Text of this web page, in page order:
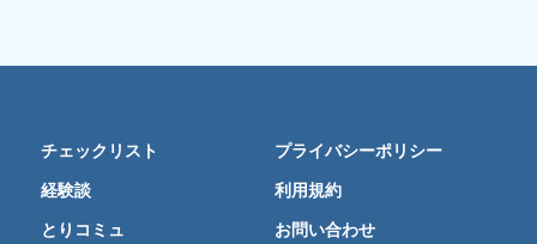
チェックリスト
経験談
とりコミュ
プライバシーポリシー
利用規約
お問い合わせ